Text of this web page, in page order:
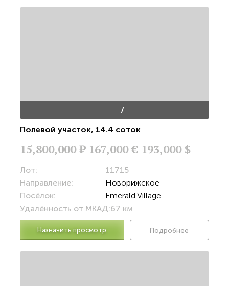
/
Полевой участок, 14.4 соток
15,800,000Р 167,000 € 193,000 $
Лот:
11715
Направление:
Новорижское
Посёлок:
Emerald Village
Удалённость от МКАД:67 км
Назначить просмотр Подробнее